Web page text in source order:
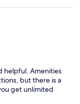
helpful. Amenities
but there is a
get unlimited